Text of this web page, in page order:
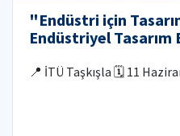
"Endüstri için
Endüstriyel